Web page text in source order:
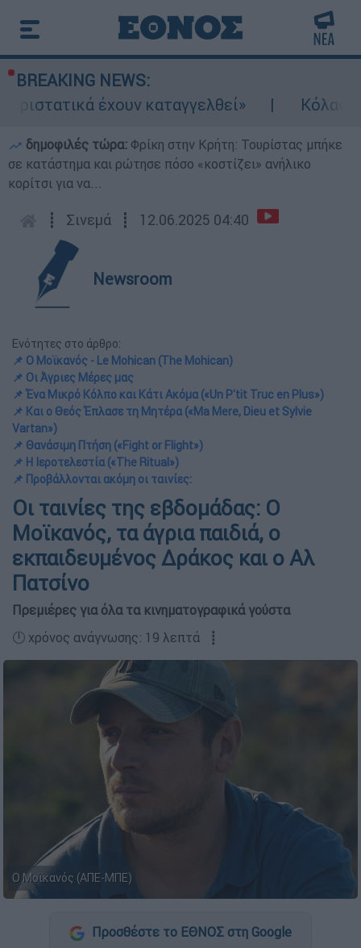
BREAKING NEWS:
καταγγελθεί»
Κόλαφος ΟΟΣΑ: Στην
δημοφιλές τώρα: Φρίκη στην Κρήτη: Τουρίστας μπήκε
σε κατάστημα και ρώτησε πόσο «κοστίζει» ανήλικο
κορίτσι για να...
┋ Σινεμά ┋ 12.06.2025 04:40
Newsroom
Ενότητες στο άρθρο:
📌 Ο Μοϊκανός - Le Mohican (The Mohican)
📌 Οι Άγριες Μέρες μας
📌 Ένα Μικρό Κόλπο και Κάτι Ακόμα («Un P'tit Truc en Plus»)
📌 Και ο Θεός Έπλασε τη Μητέρα («Ma Mere, Dieu et Sylvie
Vartan»)
📌 Θανάσιμη Πτήση («Fight or Flight»)
📌 Η Ιεροτελεστία («The Ritual»)
📌 Προβάλλονται ακόμη οι ταινίες:
Οι ταινίες της εβδομάδας: Ο
Μοϊκανός, τα άγρια παιδιά, ο
εκπαιδευμένος Δράκος και ο Αλ
Πατσίνο
Πρεμιέρες για όλα τα κινηματογραφικά γούστα
🕛 χρόνος ανάγνωσης: 19 λεπτά ┋
Ο Μοϊκανός (ΑΠΕ-ΜΠΕ)
Προσθέστε το ΕΘΝΟΣ στη Google